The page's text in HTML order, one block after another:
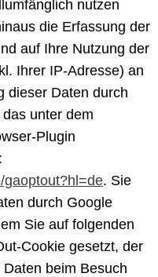
nutzen
die Erfassung der
auf Ihre Nutzung der
Ihrer IP-Adresse) an
dieser Daten durch
unter dem
Plugin
gaoptout?hl=de. Sie
durch Google
Sie auf folgenden
Cookie gesetzt, der
beim Besuch